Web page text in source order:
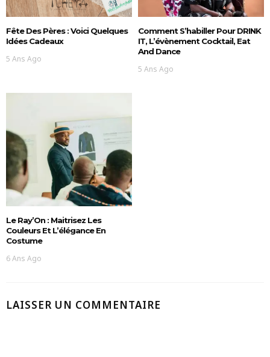
Fête Des Pères : Voici Quelques
Idées Cadeaux
5 Ans Ago
Comment S’habiller Pour DRINK
IT, L’évènement Cocktail, Eat
And Dance
5 Ans Ago
Le Ray’On : Maitrisez Les
Couleurs Et L’élégance En
Costume
6 Ans Ago
LAISSER UN COMMENTAIRE